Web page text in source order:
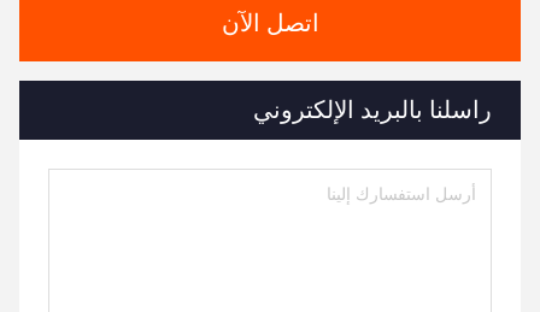
اتصل الآن
راسلنا بالبريد الإلكتروني